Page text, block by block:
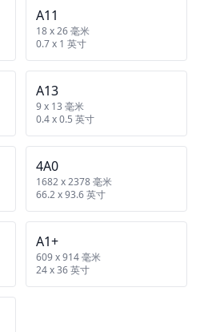
A11
18 x 26 毫米
0.7 x 1 英寸
A13
9 x 13 毫米
0.4 x 0.5 英寸
4A0
1682 x 2378 毫米
66.2 x 93.6 英寸
A1+
609 x 914 毫米
24 x 36 英寸